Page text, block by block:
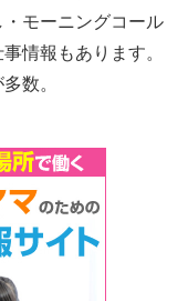
モーニングコール
情報もあります。
数。